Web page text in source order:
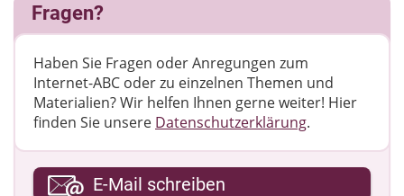
Fragen?
Haben Sie Fragen oder Anregungen zum
Internet-ABC oder zu einzelnen Themen und
Materialien? Wir helfen Ihnen gerne weiter! ​Hier
finden Sie unsere Datenschutzerklärung.
Ihre E-Mail-Adresse
E-Mail schreiben